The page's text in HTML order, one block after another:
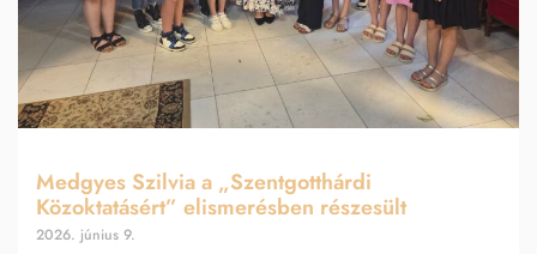
Medgyes Szilvia a „Szentgotthárdi
Közoktatásért” elismerésben részesült
2026. június 9.